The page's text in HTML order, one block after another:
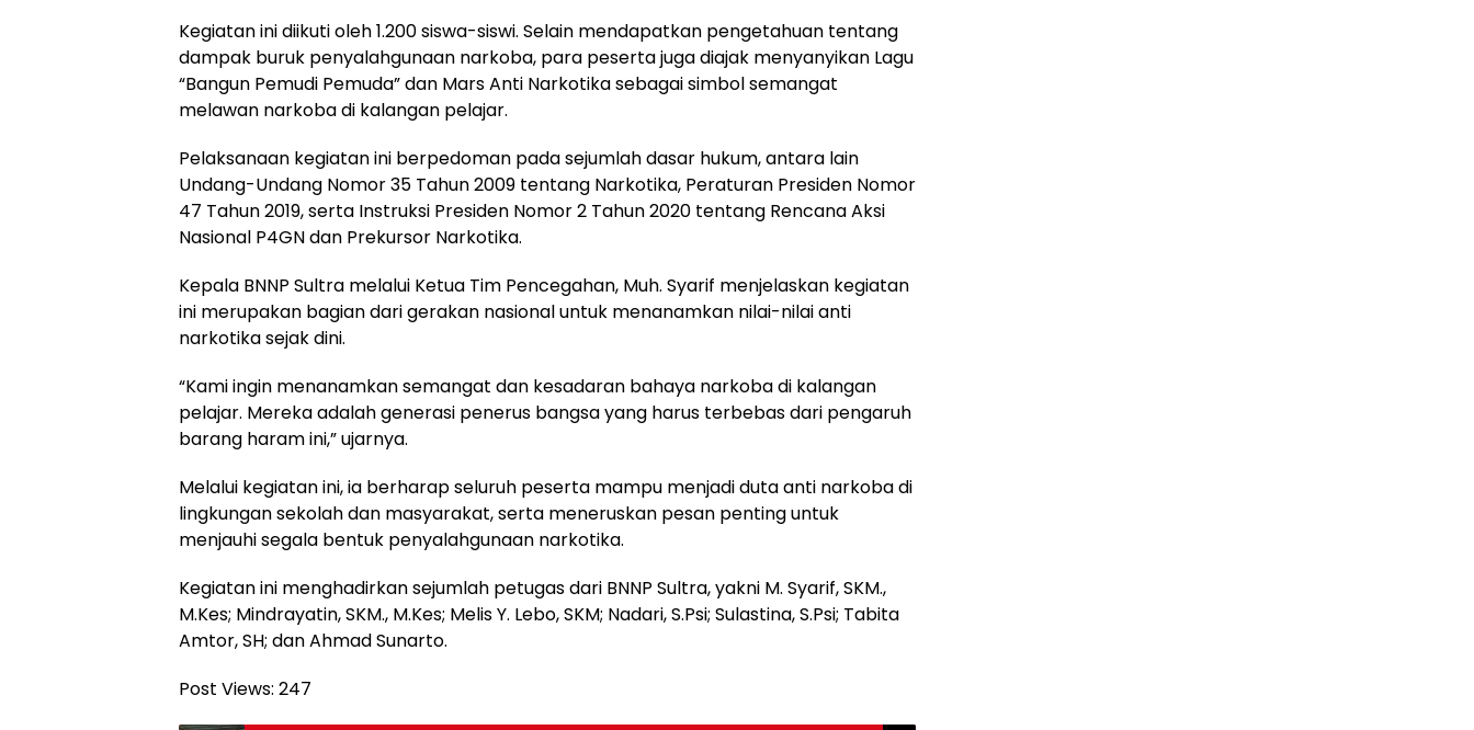
Kegiatan ini diikuti oleh 1.200 siswa-siswi. Selain mendapatkan pengetahuan tentang
dampak buruk penyalahgunaan narkoba, para peserta juga diajak menyanyikan Lagu
“Bangun Pemudi Pemuda” dan Mars Anti Narkotika sebagai simbol semangat
melawan narkoba di kalangan pelajar.
Pelaksanaan kegiatan ini berpedoman pada sejumlah dasar hukum, antara lain
Undang-Undang Nomor 35 Tahun 2009 tentang Narkotika, Peraturan Presiden Nomor
47 Tahun 2019, serta Instruksi Presiden Nomor 2 Tahun 2020 tentang Rencana Aksi
Nasional P4GN dan Prekursor Narkotika.
Kepala BNNP Sultra melalui Ketua Tim Pencegahan, Muh. Syarif menjelaskan kegiatan
ini merupakan bagian dari gerakan nasional untuk menanamkan nilai-nilai anti
narkotika sejak dini.
“Kami ingin menanamkan semangat dan kesadaran bahaya narkoba di kalangan
pelajar. Mereka adalah generasi penerus bangsa yang harus terbebas dari pengaruh
barang haram ini,” ujarnya.
Melalui kegiatan ini, ia berharap seluruh peserta mampu menjadi duta anti narkoba di
lingkungan sekolah dan masyarakat, serta meneruskan pesan penting untuk
menjauhi segala bentuk penyalahgunaan narkotika.
Kegiatan ini menghadirkan sejumlah petugas dari BNNP Sultra, yakni M. Syarif, SKM.,
M.Kes; Mindrayatin, SKM., M.Kes; Melis Y. Lebo, SKM; Nadari, S.Psi; Sulastina, S.Psi; Tabita
Amtor, SH; dan Ahmad Sunarto.
Post Views: 247